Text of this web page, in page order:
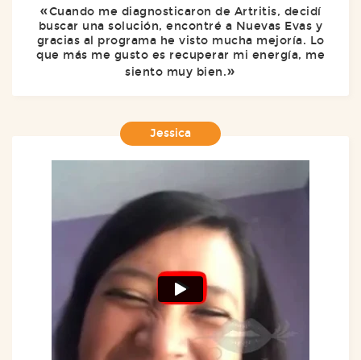
Cuando me diagnosticaron de Artritis, decidí
buscar una solución, encontré a Nuevas Evas y
gracias al programa he visto mucha mejoría. Lo
que más me gusto es recuperar mi energía, me
siento muy bien.
Jessica